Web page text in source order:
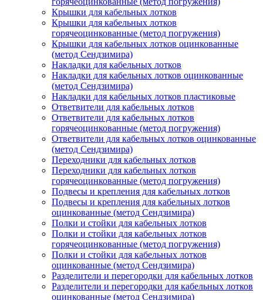
Крышки для кабельных лотков
Крышки для кабельных лотков
горячеоцинкованные (метод погружения)
Крышки для кабельных лотков оцинкованные
(метод Сендзимира)
Накладки для кабельных лотков
Накладки для кабельных лотков оцинкованные
(метод Сендзимира)
Накладки для кабельных лотков пластиковые
Ответвители для кабельных лотков
Ответвители для кабельных лотков
горячеоцинкованные (метод погружения)
Ответвители для кабельных лотков оцинкованные
(метод Сендзимира)
Переходники для кабельных лотков
Переходники для кабельных лотков
горячеоцинкованные (метод погружения)
Подвесы и крепления для кабельных лотков
Подвесы и крепления для кабельных лотков
оцинкованные (метод Сендзимира)
Полки и стойки для кабельных лотков
Полки и стойки для кабельных лотков
горячеоцинкованные (метод погружения)
Полки и стойки для кабельных лотков
оцинкованные (метод Сендзимира)
Разделители и перегородки для кабельных лотков
Разделители и перегородки для кабельных лотков
оцинкованные (метод Сендзимира)